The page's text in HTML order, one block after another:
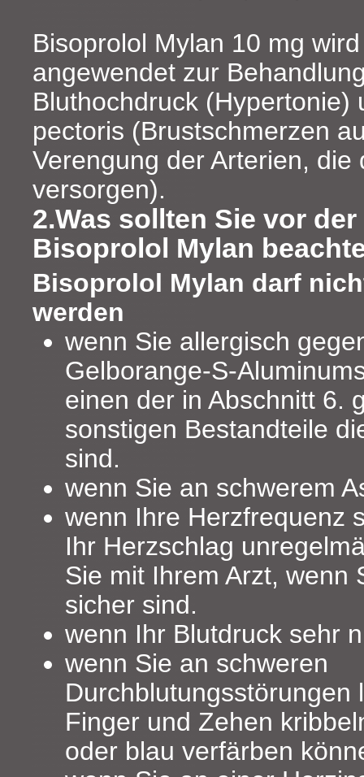
Bisoprolol Mylan 10 mg
angewendet zur
Bluthochdruck (Hypertonie)
pectoris (Brustschmerzen
Verengung der Arterien, die
versorgen).
2.Was sollten Sie vor
Bisoprolol Mylan
Bisoprolol Mylan darf
werden
wenn Sie allergisch
Gelborange-S-
einen der in Abschnitt 6.
sonstigen Bestandteile
sind.
wenn Sie an schwerem
wenn Ihre Herzfrequenz
Ihr Herzschlag
Sie mit Ihrem Arzt, wenn
sicher sind.
wenn Ihr Blutdruck sehr
wenn Sie an schweren
Durchblutungsstörungen
Finger und Zehen
oder blau verfärben